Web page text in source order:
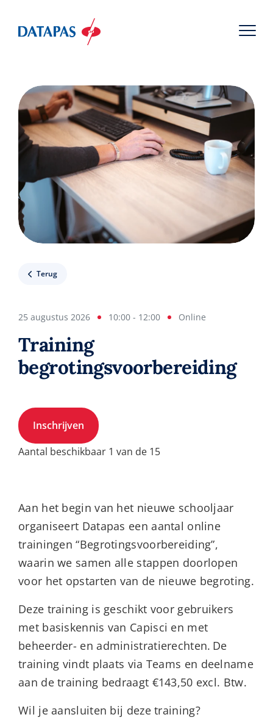
Terug
25 augustus 2026 10:00 - 12:00 Online
Training
begrotingsvoorbereiding
Inschrijven
Aantal beschikbaar 1 van de 15
Aan het begin van het nieuwe schooljaar
organiseert Datapas een aantal online
trainingen “Begrotingsvoorbereiding”,
waarin we samen alle stappen doorlopen
voor het opstarten van de nieuwe begroting.
Deze training is geschikt voor gebruikers
met basiskennis van Capisci en met
beheerder- en administratierechten. De
training vindt plaats via Teams en deelname
aan de training bedraagt €143,50 excl. Btw.
Wil je aansluiten bij deze training?